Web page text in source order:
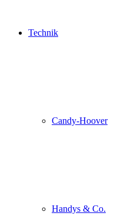
Technik
Candy-Hoover
Handys & Co.